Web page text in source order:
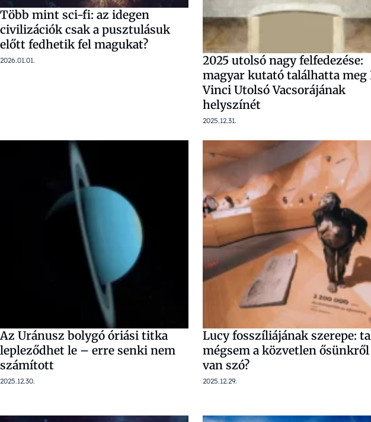
Több mint sci-fi: az idegen
civilizációk csak a pusztulásuk
előtt fedhetik fel magukat?
2026.01.01.
2025 utolsó nagy felfedezése:
magyar kutató találhatta meg
Vinci Utolsó Vacsorájának
helyszínét
2025.12.31.
Az Uránusz bolygó óriási titka
lepleződhet le – erre senki nem
számított
2025.12.30.
Lucy fosszíliájának szerepe:
mégsem a közvetlen ősünkről
van szó?
2025.12.29.